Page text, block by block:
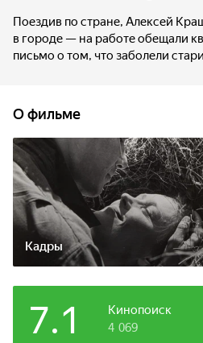
Поездив по стране, Алексей
в городе — на работе обещали
письмо о том, что заболели
О фильме
Кадры
Кинопоиск
7.1 4 069